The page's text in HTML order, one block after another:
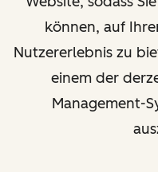
können, auf
Nutzererlebnis zu
einem der
Management-